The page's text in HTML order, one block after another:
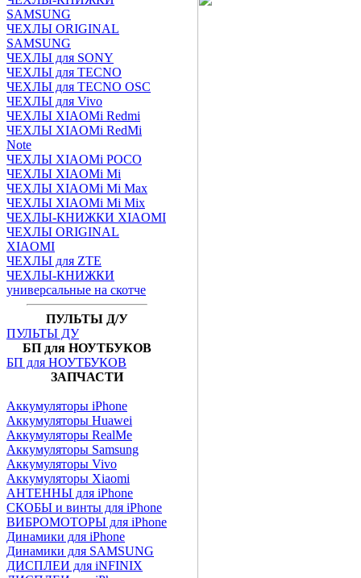
SAMSUNG
ЧЕХЛЫ ORIGINAL
SAMSUNG
ЧЕХЛЫ для SONY
ЧЕХЛЫ для TECNO
ЧЕХЛЫ для TECNO OSC
ЧЕХЛЫ для Vivo
ЧЕХЛЫ XIAOMi Redmi
ЧЕХЛЫ XIAOMi RedMi
Note
ЧЕХЛЫ XIAOMi POCO
ЧЕХЛЫ XIAOMi Mi
ЧЕХЛЫ XIAOMi Mi Max
ЧЕХЛЫ XIAOMi Mi Mix
ЧЕХЛЫ-КНИЖКИ XIAOMI
ЧЕХЛЫ ORIGINAL
XIAOMI
ЧЕХЛЫ для ZTE
ЧЕХЛЫ-КНИЖКИ
универсальные на скотче
ПУЛЬТЫ Д/У
ПУЛЬТЫ ДУ
БП для НОУТБУКОВ
БП для НОУТБУКОВ
ЗАПЧАСТИ
Аккумуляторы iPhone
Аккумуляторы Huawei
Аккумуляторы RealMe
Аккумуляторы Samsung
Аккумуляторы Vivo
Аккумуляторы Xiaomi
АНТЕННЫ для iPhone
СКОБЫ и винты для iPhone
ВИБРОМОТОРЫ для iPhone
Динамики для iPhone
Динамики для SAMSUNG
ДИСПЛЕИ для iNFINIX